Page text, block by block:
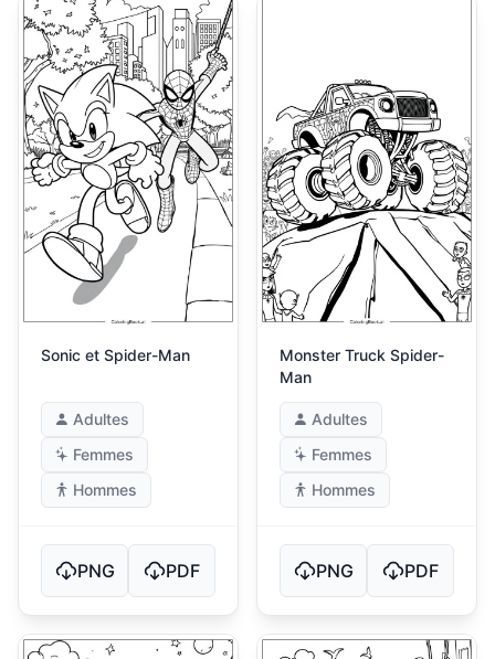
Sonic et Spider-Man
Adultes
Femmes
Hommes
PNG PDF
Monster Truck Spider-
Man
Adultes
Femmes
Hommes
PNG PDF